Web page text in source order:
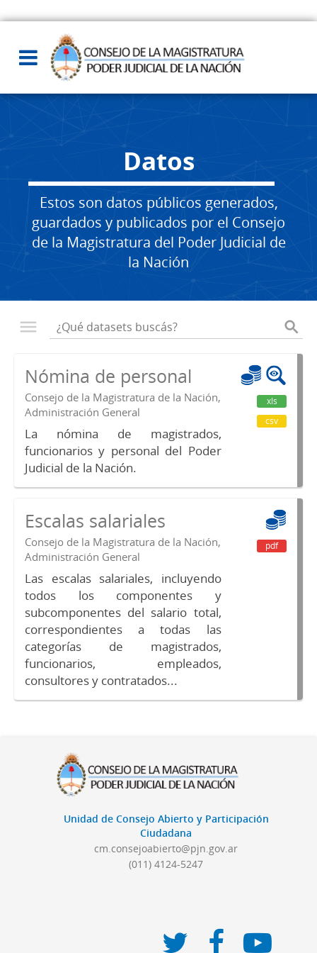
Datos
Estos son datos públicos generados,
guardados y publicados por el Consejo
de la Magistratura del Poder Judicial de
la Nación
Nómina de personal
Consejo de la Magistratura de la Nación,
Administración General
La nómina de magistrados,
funcionarios y personal del Poder
Judicial de la Nación.
xls
csv
Escalas salariales
Consejo de la Magistratura de la Nación,
Administración General
Las escalas salariales, incluyendo
todos los componentes y
subcomponentes del salario total,
correspondientes a todas las
categorías de magistrados,
funcionarios, empleados,
consultores y contratados...
pdf
Unidad de Consejo Abierto y Participación
Ciudadana
cm.consejoabierto@pjn.gov.ar
(011) 4124-5247